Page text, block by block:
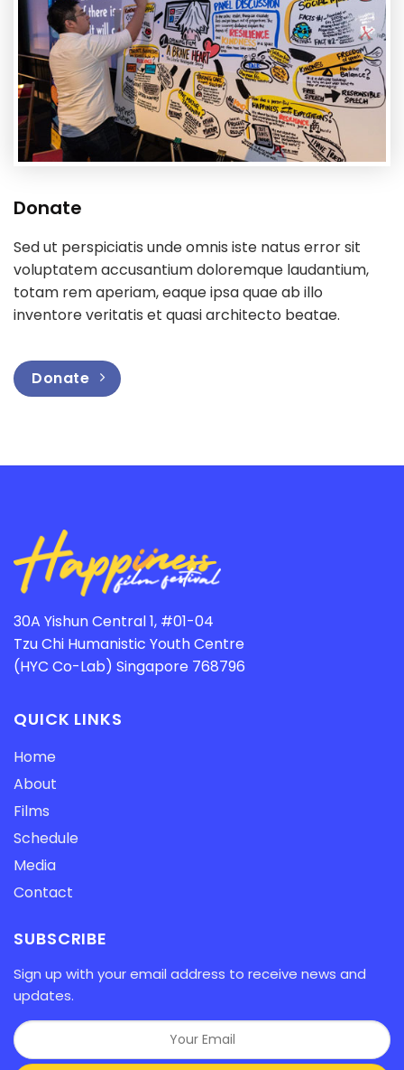
Donate
Sed ut perspiciatis unde omnis iste natus error sit
voluptatem accusantium doloremque laudantium,
totam rem aperiam, eaque ipsa quae ab illo
inventore veritatis et quasi architecto beatae.
Donate
30A Yishun Central 1, #01-04
Tzu Chi Humanistic Youth Centre
(HYC Co-Lab) Singapore 768796
QUICK LINKS
Home
About
Films
Schedule
Media
Contact
SUBSCRIBE
Sign up with your email address to receive news and
updates.